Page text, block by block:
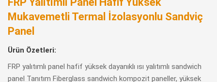
Mukavemetli Termal İzolasyonlu Sandviç
Panel
Ürün Özetleri:
FRP yalıtımlı panel hafif yüksek dayanıklı ısı yalıtımlı sandwich
panel Tanıtım Fiberglass sandwich kompozit paneller, yüksek